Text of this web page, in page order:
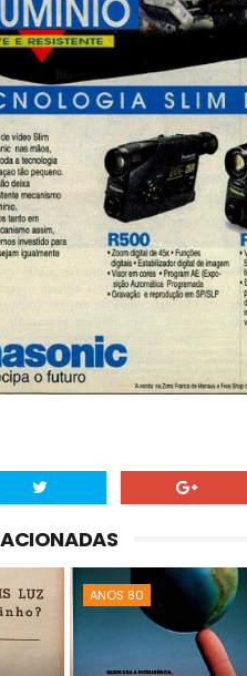
ANOS 80